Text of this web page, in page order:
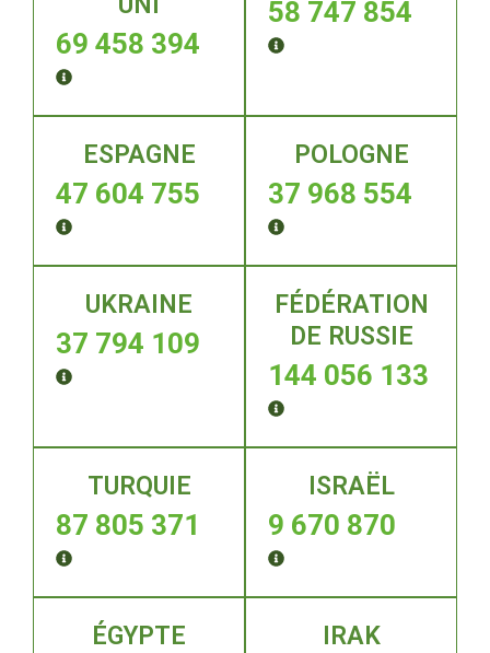
69 458 394
58 747 854
ESPAGNE
47 604 755
POLOGNE
37 968 554
UKRAINE
37 794 109
FÉDÉRATION
DE RUSSIE
144 056 133
TURQUIE
87 805 371
ISRAËL
9 670 870
ÉGYPTE IRAK